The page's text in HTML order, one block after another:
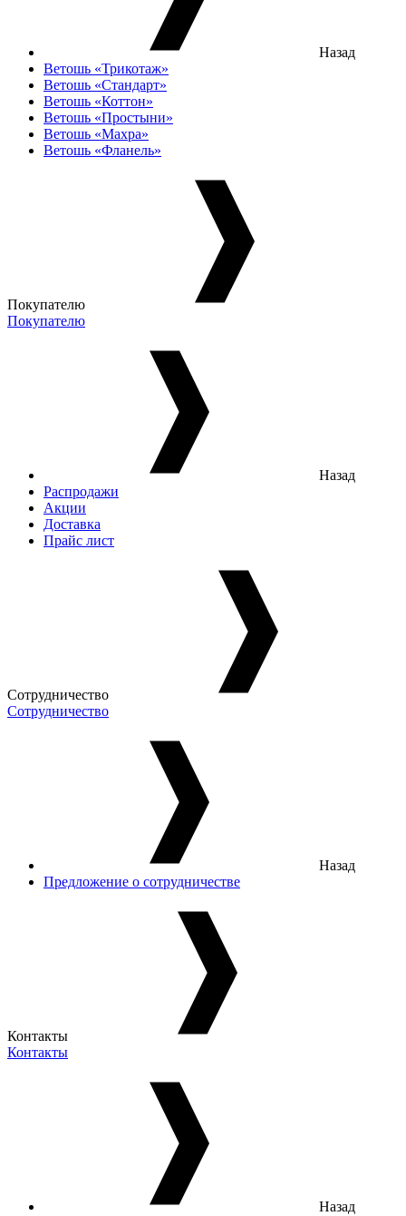
Назад
Ветошь «Трикотаж»
Ветошь «Стандарт»
Ветошь «Коттон»
Ветошь «Простыни»
Ветошь «Махра»
Ветошь «Фланель»
Покупателю
Покупателю
Назад
Распродажи
Акции
Доставка
Прайс лист
Сотрудничество
Сотрудничество
Назад
Предложение о сотрудничестве
Контакты
Контакты
Назад